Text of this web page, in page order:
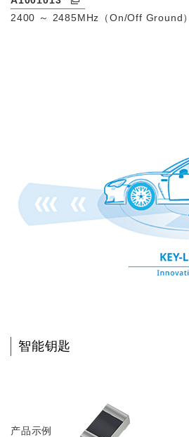
2400 ～ 2485MHz（On/Off Ground）
智能钥匙
产品示例